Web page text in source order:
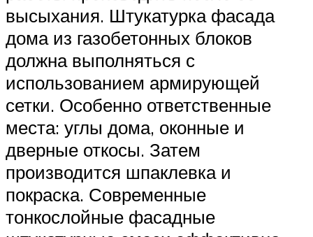
высыхания. Штукатурка фасада
дома из газобетонных блоков
должна выполняться с
использованием армирующей
сетки. Особенно ответственные
места: углы дома, оконные и
дверные откосы. Затем
производится шпаклевка и
покраска. Современные
тонкослойные фасадные